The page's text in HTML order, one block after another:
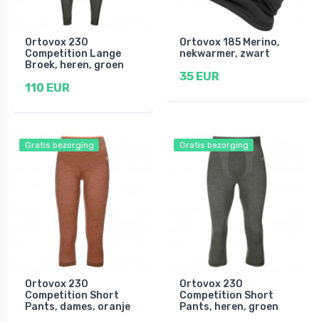
Ortovox 230
Competition Lange
Broek, heren, groen
110 EUR
Ortovox 185 Merino,
nekwarmer, zwart
35 EUR
Gratis bezorging
Ortovox 230
Competition Short
Pants, dames, oranje
Gratis bezorging
Ortovox 230
Competition Short
Pants, heren, groen